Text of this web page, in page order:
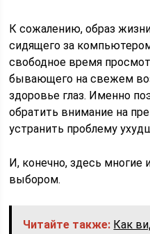
К сожалению, образ
сидящего за
свободное время
бывающего на свежем
здоровье глаз. Именно
обратить внимание на
устранить проблему
И, конечно, здесь многие
выбором.
Читайте также: Как